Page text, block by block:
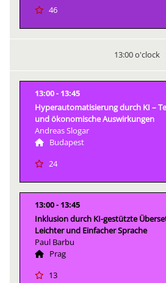
46
13:00 o'clock
13:00
13:45
Hyperautomatisierung durch KI –
und ökonomische Auswirkungen
Andreas Slogar
Budapest
24
13:00
13:45
Inklusion durch KI-gestützte
Leichter und Einfacher Sprache
Paul Barbu
Prag
13